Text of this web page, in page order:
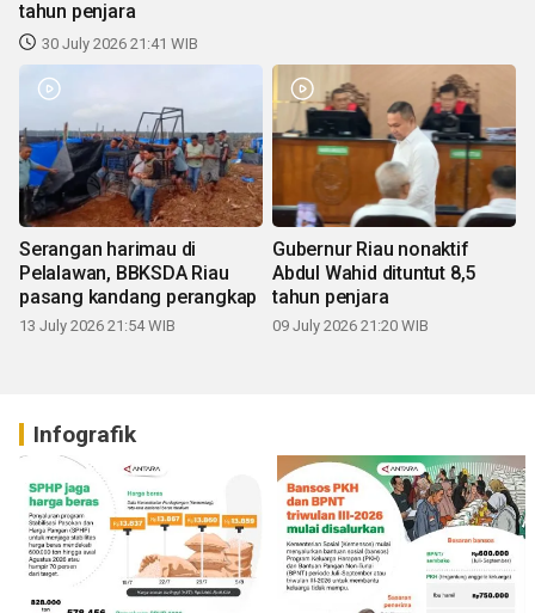
tahun penjara
30 July 2026 21:41 WIB
Serangan harimau di
Pelalawan, BBKSDA Riau
pasang kandang perangkap
13 July 2026 21:54 WIB
Gubernur Riau nonaktif
Abdul Wahid dituntut 8,5
tahun penjara
09 July 2026 21:20 WIB
Infografik